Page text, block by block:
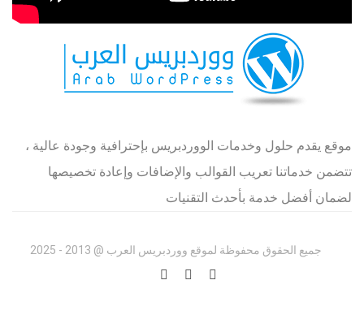
موقع يقدم حلول وخدمات الووردبريس بإحترافية وجودة عالية ،
تتضمن خدماتنا تعريب القوالب والإضافات وإعادة تخصيصها
لضمان أفضل خدمة بأحدث التقنيات
جميع الحقوق محفوظة لموقع ووردبريس العرب @ 2013 - 2025